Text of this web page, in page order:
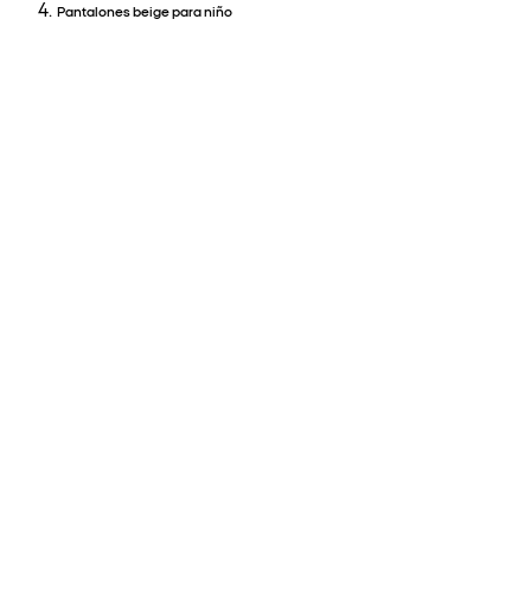
Pantalones beige para niño